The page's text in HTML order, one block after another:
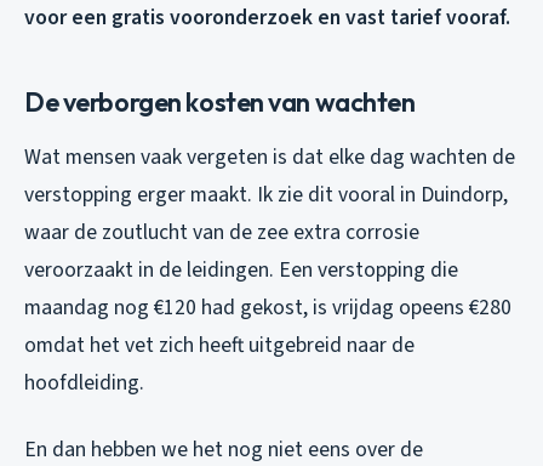
voor een gratis vooronderzoek en vast tarief vooraf.
De verborgen kosten van wachten
Wat mensen vaak vergeten is dat elke dag wachten de
verstopping erger maakt. Ik zie dit vooral in Duindorp,
waar de zoutlucht van de zee extra corrosie
veroorzaakt in de leidingen. Een verstopping die
maandag nog €120 had gekost, is vrijdag opeens €280
omdat het vet zich heeft uitgebreid naar de
hoofdleiding.
En dan hebben we het nog niet eens over de